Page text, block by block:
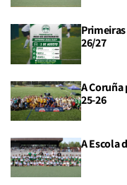
26/27
A
25-26
A Escola